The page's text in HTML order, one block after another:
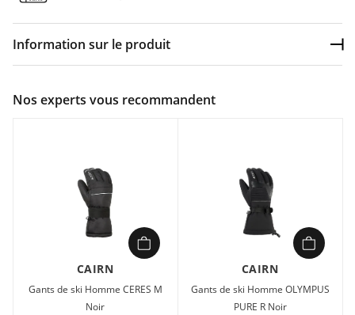
Information sur le produit
néoprène coupe-vent;Strap de serrage au poignet
Nos experts vous recommandent
CAIRN
Gants de ski Homme CERES M
Noir
CAIRN
Gants de ski Homme OLYMPUS
PURE R Noir